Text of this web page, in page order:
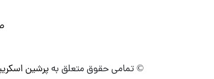
© تمامی حقوق متعلق بهپرشین